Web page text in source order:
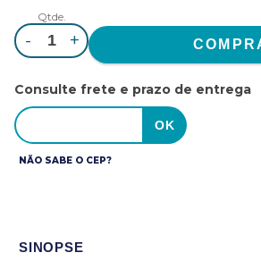
Qtde.
- +
Consulte frete e prazo de entrega
NÃO SABE O CEP?
SINOPSE